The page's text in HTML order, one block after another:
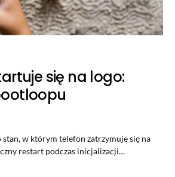
się na logo:
w którym telefon zatrzymuje się na
restart podczas inicjalizacji…